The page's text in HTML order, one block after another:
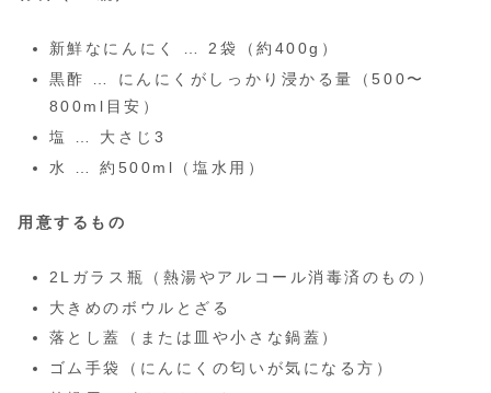
新鮮なにんにく … 2袋（約400g）
黒酢 … にんにくがしっかり浸かる量（500〜
800ml目安）
塩 … 大さじ3
水 … 約500ml（塩水用）
用意するもの
2Lガラス瓶（熱湯やアルコール消毒済のもの）
大きめのボウルとざる
落とし蓋（または皿や小さな鍋蓋）
ゴム手袋（にんにくの匂いが気になる方）